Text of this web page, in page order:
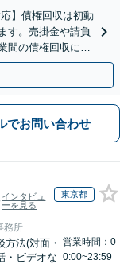
】債権回収は初動
す。売掛金や請負
間の債権回収に幅
さい」
でお問い合わせ
インタビュ
ーを見る
東京都
務所
方法(対面・
・ビデオな
営業時間：0
0:00~23:59